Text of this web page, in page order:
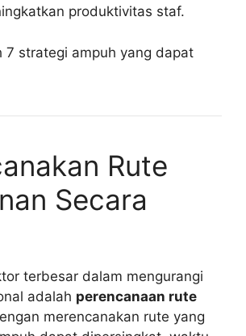
produktivitas staf.
7 strategi ampuh yang dapat
Rute
Secara
terbesar dalam mengurangi
adalah perencanaan rute
merencanakan rute yang